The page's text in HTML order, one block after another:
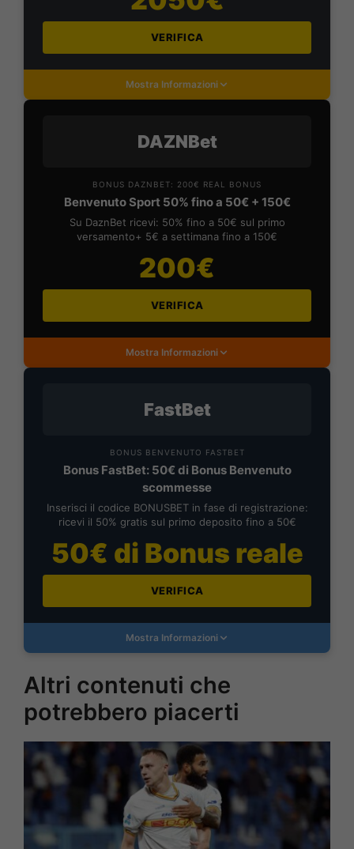
VERIFICA
Mostra Informazioni
DAZNBet
BONUS DAZNBET: 200€ REAL BONUS
Benvenuto Sport 50% fino a 50€ + 150€
Su DaznBet ricevi: 50% fino a 50€ sul primo
versamento+ 5€ a settimana fino a 150€
200€
VERIFICA
Mostra Informazioni
FastBet
BONUS BENVENUTO FASTBET
Bonus FastBet: 50€ di Bonus Benvenuto
scommesse
Inserisci il codice BONUSBET in fase di registrazione:
ricevi il 50% gratis sul primo deposito fino a 50€
50€ di Bonus reale
VERIFICA
Mostra Informazioni
Altri contenuti che
potrebbero piacerti